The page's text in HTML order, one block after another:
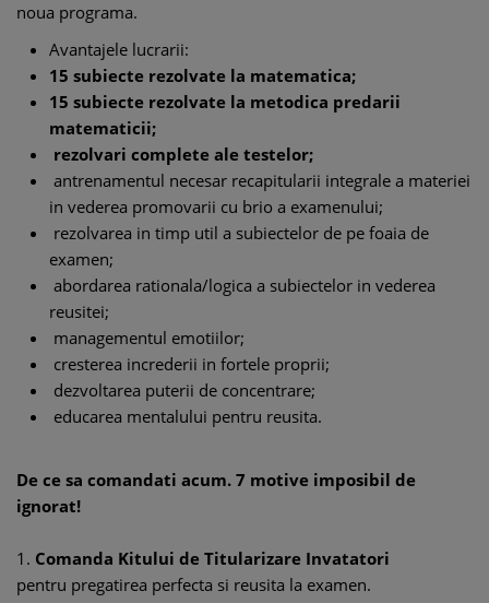
noua programa.
Avantajele lucrarii:
15 subiecte rezolvate la matematica;
15 subiecte rezolvate la metodica predarii
matematicii;
rezolvari complete ale testelor;
antrenamentul necesar recapitularii integrale a materiei
in vederea promovarii cu brio a examenului;
rezolvarea in timp util a subiectelor de pe foaia de
examen;
abordarea rationala/logica a subiectelor in vederea
reusitei;
managementul emotiilor;
cresterea increderii in fortele proprii;
dezvoltarea puterii de concentrare;
educarea mentalului pentru reusita.
De ce sa comandati acum. 7 motive imposibil de
ignorat!
1. Comanda Kitului de Titularizare Invatatori
pentru pregatirea perfecta si reusita la examen.